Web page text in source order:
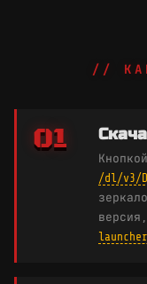
//
01
/dl/v3/
зеркало